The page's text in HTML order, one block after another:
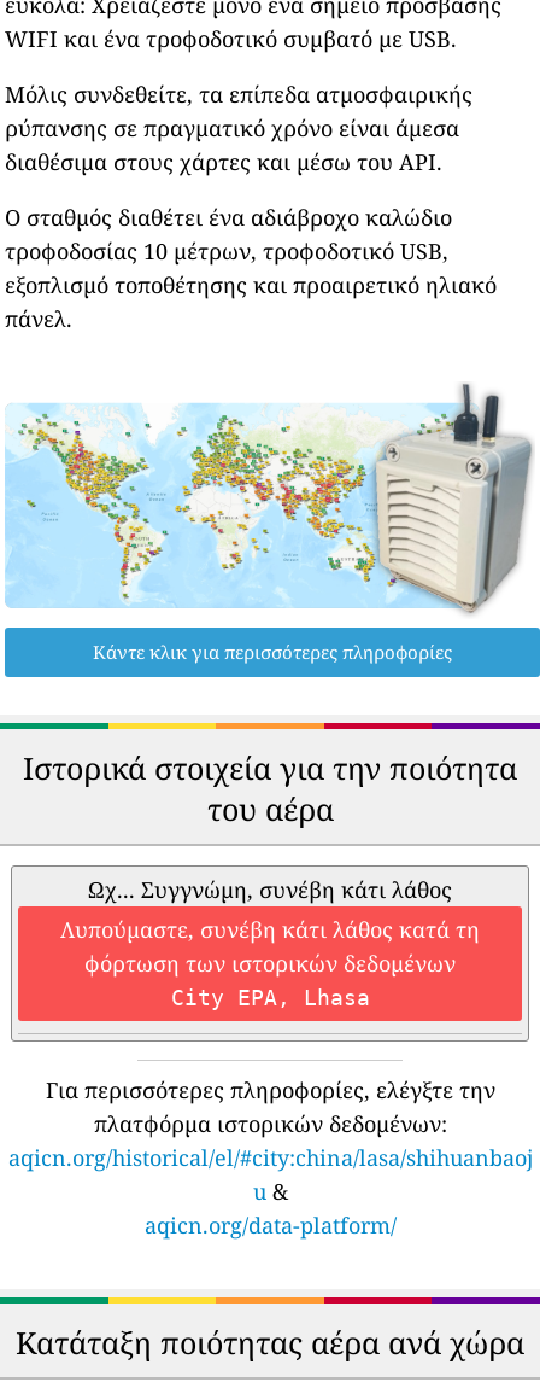
WIFI και ένα τροφοδοτικό συμβατό με USB.
Μόλις συνδεθείτε, τα επίπεδα ατμοσφαιρικής
ρύπανσης σε πραγματικό χρόνο είναι άμεσα
διαθέσιμα στους χάρτες και μέσω του API.
Ο σταθμός διαθέτει ένα αδιάβροχο καλώδιο
τροφοδοσίας 10 μέτρων, τροφοδοτικό USB,
εξοπλισμό τοποθέτησης και προαιρετικό ηλιακό
πάνελ.
Κάντε κλικ για περισσότερες πληροφορίες
Ιστορικά στοιχεία για την ποιότητα
του αέρα
Ωχ... Συγγνώμη, συνέβη κάτι λάθος
Λυπούμαστε, συνέβη κάτι λάθος κατά τη
φόρτωση των ιστορικών δεδομένων
City EPA, Lhasa
Για περισσότερες πληροφορίες, ελέγξτε την
πλατφόρμα ιστορικών δεδομένων:
aqicn.org/historical/el/#city:china/lasa/shihuanbaoj
u&
aqicn.org/data-platform/
Κατάταξη ποιότητας αέρα ανά χώρα